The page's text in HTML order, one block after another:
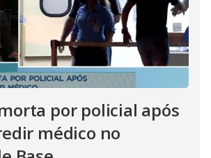
por policial após
médico no